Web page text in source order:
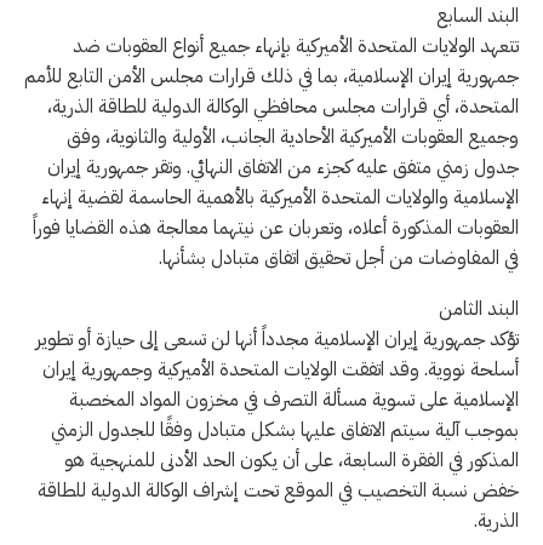
البند السابع
تتعهد الولايات المتحدة الأميركية بإنهاء جميع أنواع العقوبات ضد
جمهورية إيران الإسلامية، بما في ذلك قرارات مجلس الأمن التابع للأمم
المتحدة، أي قرارات مجلس محافظي الوكالة الدولية للطاقة الذرية،
وجميع العقوبات الأميركية الأحادية الجانب، الأولية والثانوية، وفق
جدول زمني متفق عليه كجزء من الاتفاق النهائي. وتقر جمهورية إيران
الإسلامية والولايات المتحدة الأميركية بالأهمية الحاسمة لقضية إنهاء
العقوبات المذكورة أعلاه، وتعربان عن نيتهما معالجة هذه القضايا فوراً
في المفاوضات من أجل تحقيق اتفاق متبادل بشأنها.
البند الثامن
تؤكد جمهورية إيران الإسلامية مجدداً أنها لن تسعى إلى حيازة أو تطوير
أسلحة نووية. وقد اتفقت الولايات المتحدة الأميركية وجمهورية إيران
الإسلامية على تسوية مسألة التصرف في مخزون المواد المخصبة
بموجب آلية سيتم الاتفاق عليها بشكل متبادل وفقًا للجدول الزمني
المذكور في الفقرة السابعة، على أن يكون الحد الأدنى للمنهجية هو
خفض نسبة التخصيب في الموقع تحت إشراف الوكالة الدولية للطاقة
الذرية.